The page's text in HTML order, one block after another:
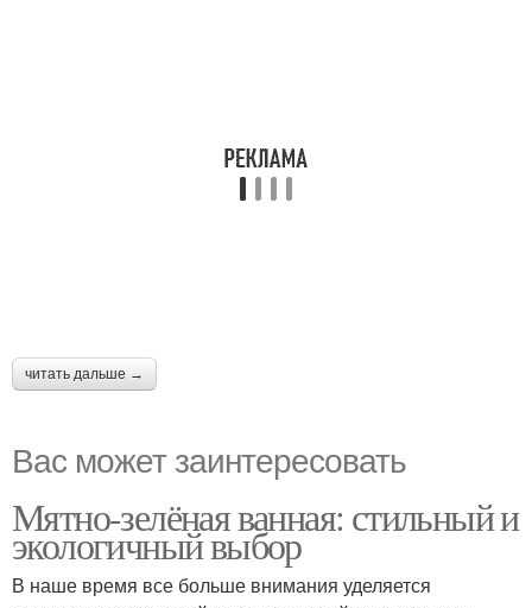
читать дальше →
Вас может заинтересовать
Мятно-зелёная ванная: стильный и
экологичный выбор
В наше время все больше внимания уделяется